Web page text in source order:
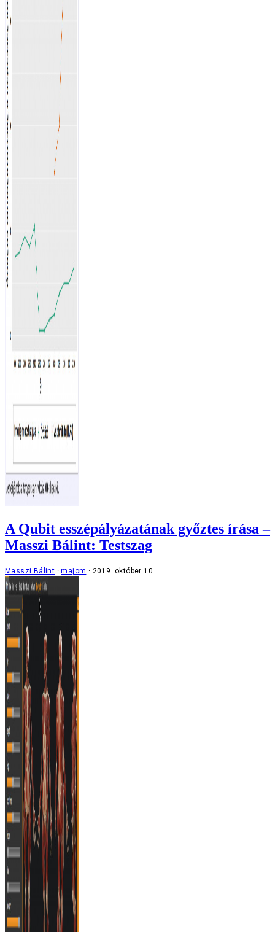
A Qubit esszépályázatának győztes írása –
Masszi Bálint: Testszag
Masszi Bálint majom 2019. október 10.